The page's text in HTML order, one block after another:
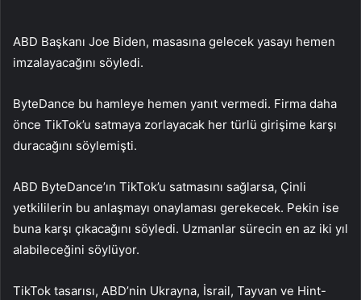
ABD Başkanı Joe Biden, masasına gelecek yasayı hemen
imzalayacağını söyledi.
ByteDance bu hamleye hemen yanıt vermedi. Firma daha
önce TikTok’u satmaya zorlayacak her türlü girişime karşı
duracağını söylemişti.
ABD ByteDance’ın TikTok’u satmasını sağlarsa, Çinli
yetkililerin bu anlaşmayı onaylaması gerekecek. Pekin ise
buna karşı çıkacağını söyledi. Uzmanlar sürecin en az iki yıl
alabileceğini söylüyor.
TikTok tasarısı, ABD’nin Ukrayna, İsrail, Tayvan ve Hint-